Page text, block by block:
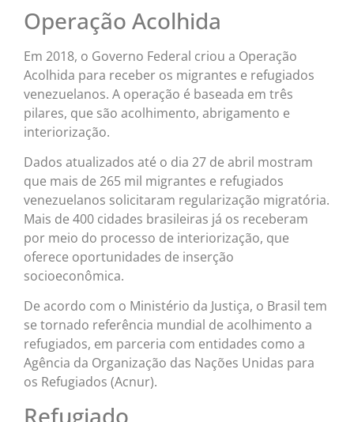
Operação Acolhida
Em 2018, o Governo Federal criou a Operação
Acolhida para receber os migrantes e refugiados
venezuelanos. A operação é baseada em três
pilares, que são acolhimento, abrigamento e
interiorização.
Dados atualizados até o dia 27 de abril mostram
que mais de 265 mil migrantes e refugiados
venezuelanos solicitaram regularização migratória.
Mais de 400 cidades brasileiras já os receberam
por meio do processo de interiorização, que
oferece oportunidades de inserção
socioeconômica.
De acordo com o Ministério da Justiça, o Brasil tem
se tornado referência mundial de acolhimento a
refugiados, em parceria com entidades como a
Agência da Organização das Nações Unidas para
os Refugiados (Acnur).
Refugiado